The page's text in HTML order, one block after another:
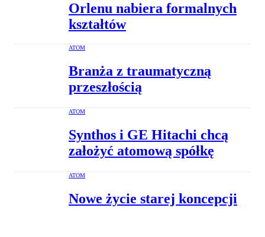
Orlenu nabiera formalnych
kształtów
ATOM
Branża z traumatyczną
przeszłością
ATOM
Synthos i GE Hitachi chcą
założyć atomową spółkę
ATOM
Nowe życie starej koncepcji